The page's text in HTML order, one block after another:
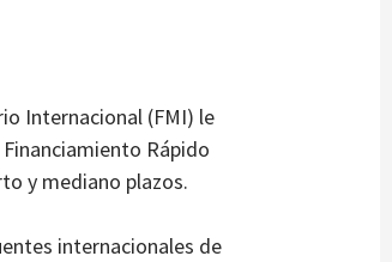
Internacional (FMI) le
Rápido
y mediano plazos.
internacionales de